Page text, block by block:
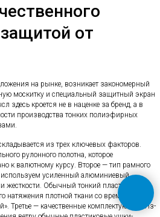
от
на рынке, возникает закономерный
москитку и специальный защитный экран
здесь кроется не в наценке за бренд, а в
производства тонких полиэфирных
из трех ключевых факторов.
рулонного полотна, которое
к валютному курсу. Второе — тип рамного
усиленный алюминиевый
жесткости. Обычный тонкий пластиковый
натяжения плотной ткани со временем
Третье — качественные комплектующие. Из-